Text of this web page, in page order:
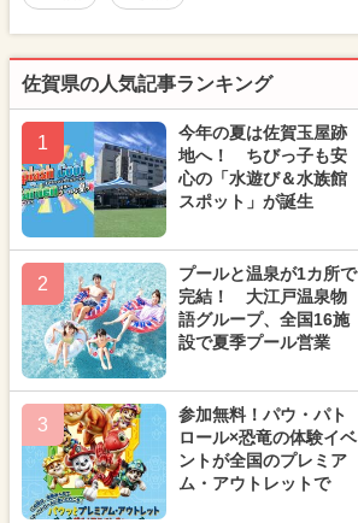
佐賀県の人気記事ランキング
1
今年の夏は佐賀玉屋跡
地へ！ ちびっ子も安
心の「水遊び＆水族館
スポット」が誕生
2
プールと温泉が1カ所で
完結！ 大江戸温泉物
語グループ、全国16施
設で夏季プール営業
3
参加無料！パウ・パト
ロール×恐竜の体験イベ
ントが全国のプレミア
ム・アウトレットで